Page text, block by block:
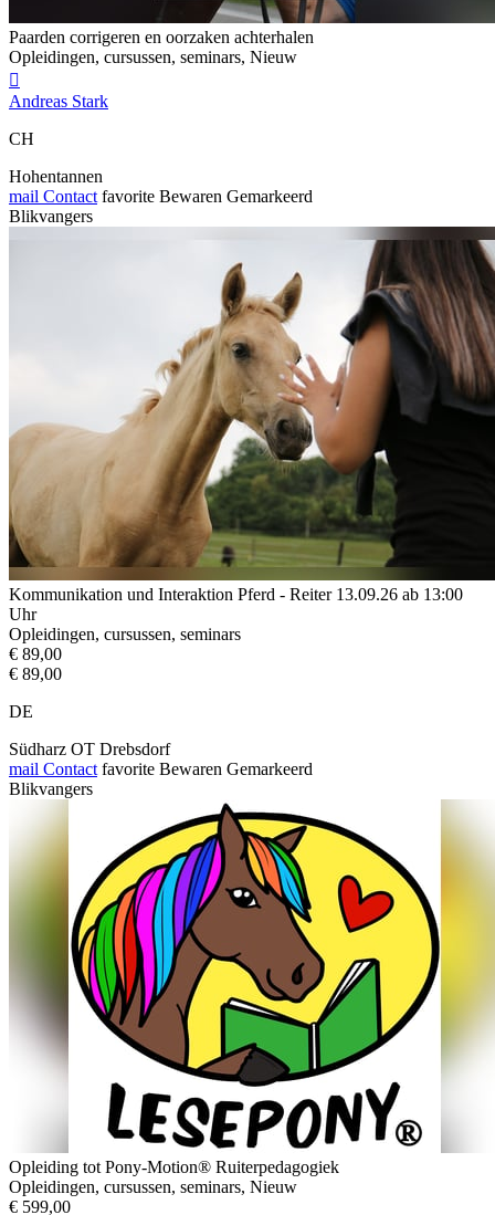
Paarden corrigeren en oorzaken achterhalen
Opleidingen, cursussen, seminars, Nieuw

Andreas Stark
CH
Hohentannen
mail Contact favorite Bewaren Gemarkeerd
Blikvangers
Kommunikation und Interaktion Pferd - Reiter 13.09.26 ab 13:00
Uhr
Opleidingen, cursussen, seminars
€ 89,00
€ 89,00
DE
Südharz OT Drebsdorf
mail Contact favorite Bewaren Gemarkeerd
Blikvangers
Opleiding tot Pony-Motion® Ruiterpedagogiek
Opleidingen, cursussen, seminars, Nieuw
€ 599,00